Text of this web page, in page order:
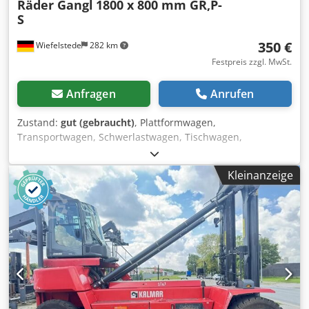
Wiefelstede 282 km
Räder Gangl 1800 x 800 mm GR,P-
S
350 €
Festpreis zzgl. MwSt.
Anfragen Anrufen
Zustand: gut (gebraucht), Plattformwagen,
Transportwagen, Schwerlastwagen, Tischwagen,
Montagewagen, Industrieanhänger, Plateauwagen,
Platten-Transportwagen -Hersteller: Räder Gangl,
Transportwagen mit 2 lenkbaren Rollen -Plattform:
1800/800/H490 mm -Traglast: max. 1500 kg -Anzahl: 4
Stück Transportwagen vorhanden Cjdpfsh Hgl Ijx Ah Rjrf -
Preis: pro Stück -Abmessung ges.: 1800/800/H490 mm -
Gewicht: 95 kg/St.
Kleinanzeige